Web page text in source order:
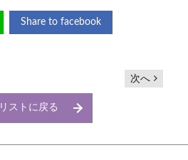
Share to facebook
次へ
リストに戻る